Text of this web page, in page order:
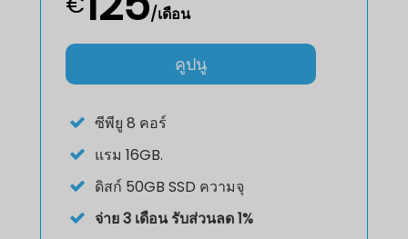
/เดือน
คูปนู
ซีพียู 8 คอร์
แรม 16GB.
ดิสก์ 50GB SSD ความจุ
จ่าย 3 เดือน รับส่วนลด 1%